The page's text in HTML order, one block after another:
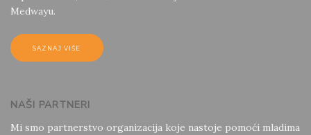
Medwayu.
SAZNAJ VIŠE
NAŠI PARTNERI
Mi smo partnerstvo organizacija koje nastoje pomoći mladima